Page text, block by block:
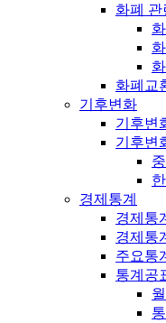
화폐 관
화폐교
기후변화
기후변
기후변
경제통계
경제통
경제통
주요통
통계공